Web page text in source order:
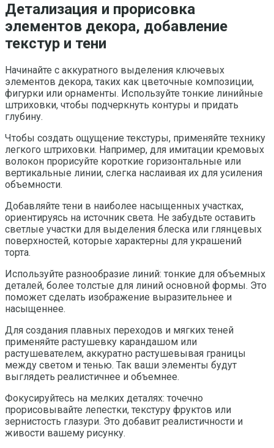
Детализация и прорисовка
элементов декора, добавление
текстур и тени
Начинайте с аккуратного выделения ключевых
элементов декора, таких как цветочные композиции,
фигурки или орнаменты. Используйте тонкие линийные
штриховки, чтобы подчеркнуть контуры и придать
глубину.
Чтобы создать ощущение текстуры, применяйте технику
легкого штриховки. Например, для имитации кремовых
волокон прорисуйте короткие горизонтальные или
вертикальные линии, слегка наслаивая их для усиления
объемности.
Добавляйте тени в наиболее насыщенных участках,
ориентируясь на источник света. Не забудьте оставить
светлые участки для выделения блеска или глянцевых
поверхностей, которые характерны для украшений
торта.
Используйте разнообразие линий: тонкие для объемных
деталей, более толстые для линий основной формы. Это
поможет сделать изображение выразительнее и
насыщеннее.
Для создания плавных переходов и мягких теней
применяйте растушевку карандашом или
растушевателем, аккуратно растушевывая границы
между светом и тенью. Так ваши элементы будут
выглядеть реалистичнее и объемнее.
Фокусируйтесь на мелких деталях: точечно
прорисовывайте лепестки, текстуру фруктов или
зернистость глазури. Это добавит реалистичности и
живости вашему рисунку.